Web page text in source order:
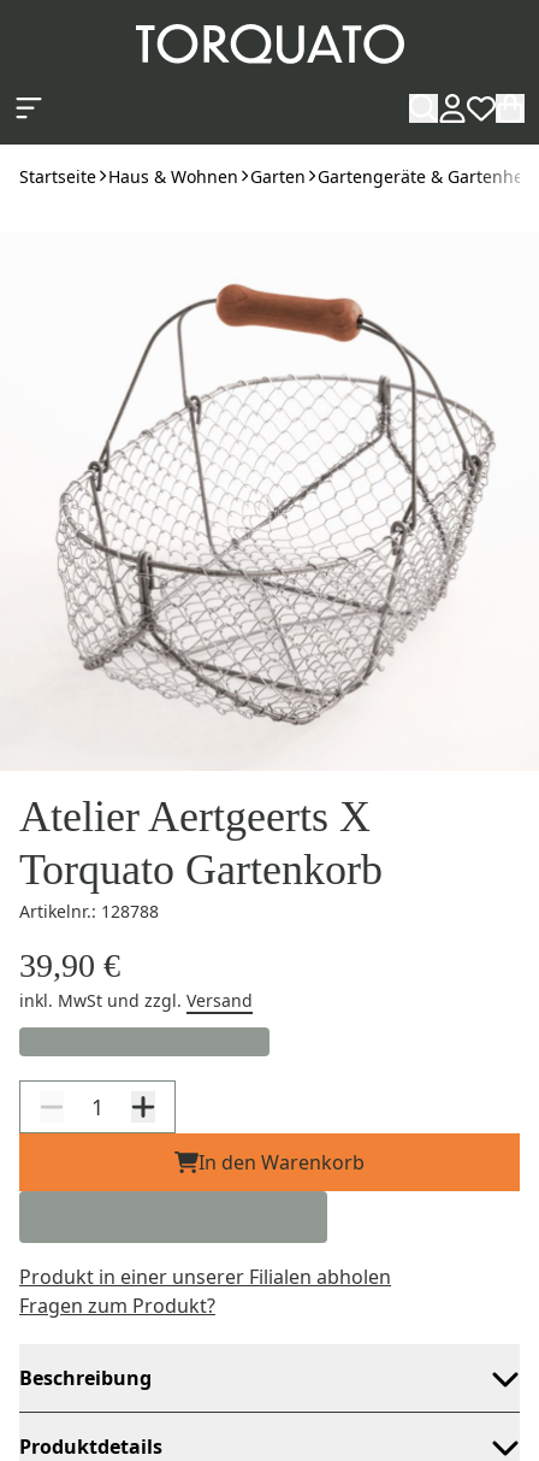
Startseite Haus & Wohnen Garten Gartengeräte &
Atelier Aertgeerts X
Torquato Gartenkorb
Artikelnr.: 128788
39,90 €
inkl. MwSt und zzgl. Versand
In den Warenkorb
Produkt in einer unserer Filialen abholen
Fragen zum Produkt?
Beschreibung
Produktdetails